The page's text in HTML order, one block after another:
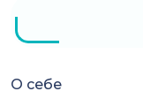
О себе